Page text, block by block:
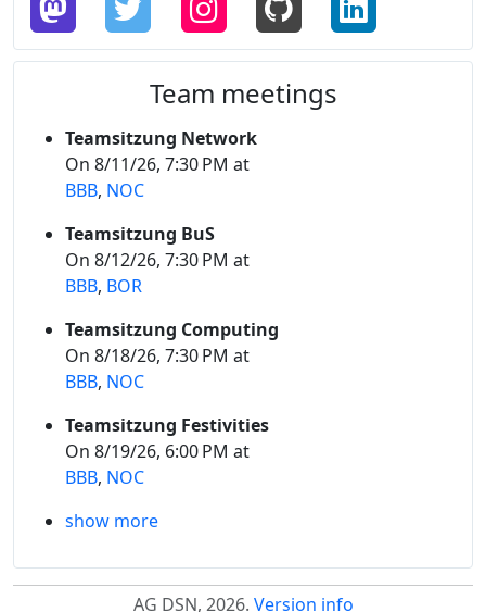
Team meetings
Teamsitzung Network
On 8/11/26, 7:30 PM at
BBB, NOC
Teamsitzung BuS
On 8/12/26, 7:30 PM at
BBB, BOR
Teamsitzung Computing
On 8/18/26, 7:30 PM at
BBB, NOC
Teamsitzung Festivities
On 8/19/26, 6:00 PM at
BBB, NOC
show more
AG DSN, 2026. Version info